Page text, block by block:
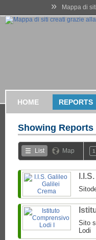
» Mappa di
HOME REPORTS
Showing Reports
List Map 1
Sito
Lodi